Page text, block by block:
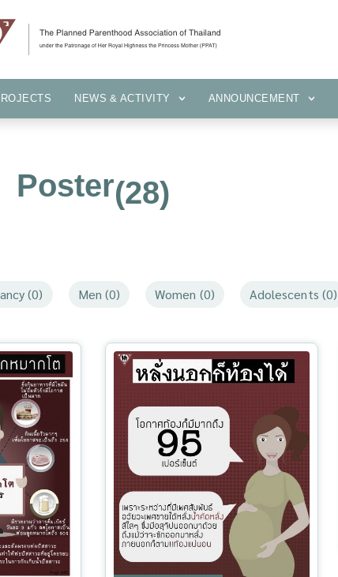
NEWS & ACTIVITY ANNOUNCEMENT
PROJECTS
Poster(28)
(0) Men (0) Women (0) Adolescents (0)